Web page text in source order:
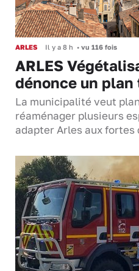
ARLES Il y a 8 h • vu 116 fois
ARLES
dénonce un
La municipalité veut
réaménager plusieurs
adapter Arles aux